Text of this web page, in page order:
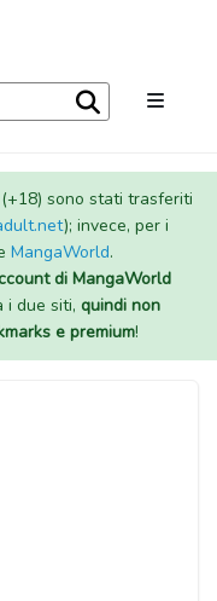
sono stati trasferiti
); invece, per i
MangaWorld.
di MangaWorld
i due siti, quindi non
e premium!